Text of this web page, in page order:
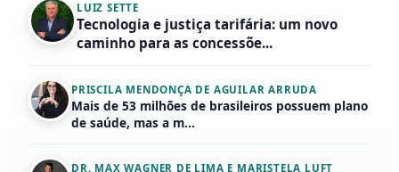
LUIZ SETTE
Tecnologia e justiça tarifária: um novo
caminho para as concessõe...
PRISCILA MENDONÇA DE AGUILAR ARRUDA
Mais de 53 milhões de brasileiros possuem plano
de saúde, mas a m...
DR. MAX WAGNER DE LIMA E MARISTELA LUFT